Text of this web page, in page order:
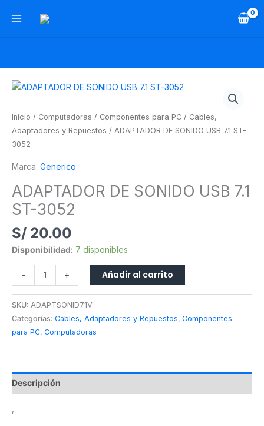
Inicio / Computadoras / Componentes para PC / Cables,
Adaptadores y Repuestos / ADAPTADOR DE SONIDO USB 7.1 ST-
3052
Marca: Generico
ADAPTADOR DE SONIDO USB 7.1
ST-3052
S/ 20.00
Disponibilidad: 7 disponibles
-
ADAPTADOR
SONIDO
USB
7.1
3052
+ Añadir al carrito
SKU: ADAPTSONID71V
Categorías: Cables, Adaptadores y Repuestos, Componentes
para PC, Computadoras
Descripción